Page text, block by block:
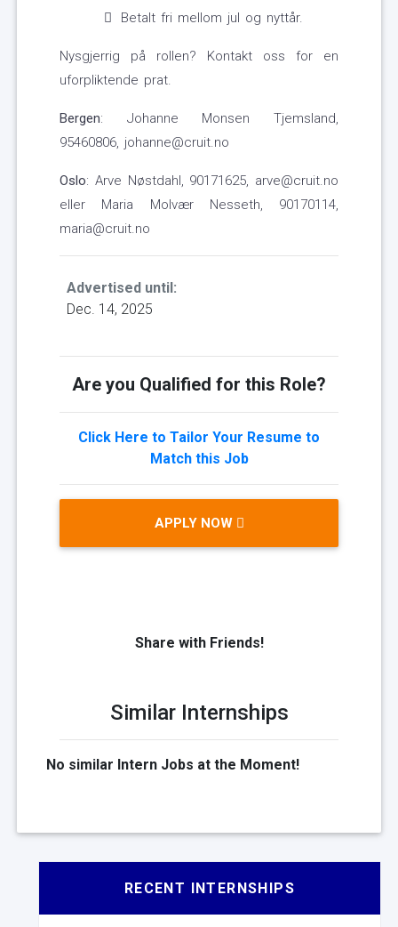
Betalt fri mellom jul og nyttår.
Nysgjerrig på rollen? Kontakt oss for en
uforpliktende prat.
Bergen: Johanne Monsen Tjemsland,
95460806, johanne@cruit.no
Oslo: Arve Nøstdahl, 90171625, arve@cruit.no
eller Maria Molvær Nesseth, 90170114,
maria@cruit.no
Advertised until:
Dec. 14, 2025
Are you Qualified for this Role?
Click Here to Tailor Your Resume to
Match this Job
APPLY NOW
Share with Friends!
Similar Internships
No similar Intern Jobs at the Moment!
RECENT INTERNSHIPS